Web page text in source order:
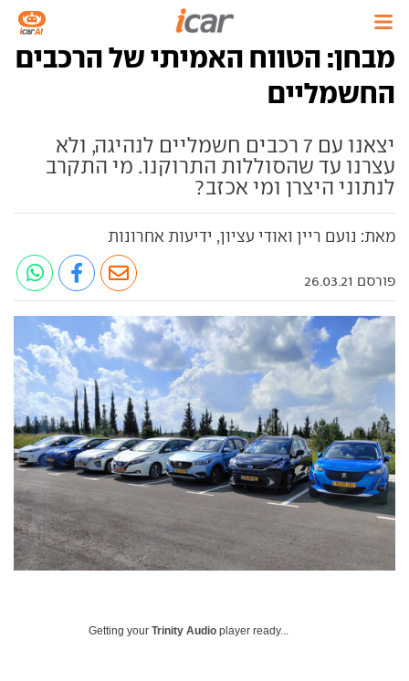
מבחן: הטווח האמיתי של הרכבים
החשמליים
יצאנו עם 7 רכבים חשמליים לנהיגה, ולא
עצרנו עד שהסוללות התרוקנו. מי התקרב
לנתוני היצרן ומי אכזב?
מאת: נועם ריין ואודי עציון, ידיעות אחרונות
פורסם 26.03.21
Getting your Trinity Audio player ready...